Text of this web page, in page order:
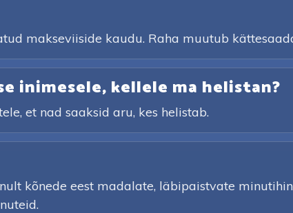
makseviiside kaudu. Raha muutub
inimesele, kellele ma helistan?
et nad saaksid aru, kes helistab.
kõnede eest madalate, läbipaistvate